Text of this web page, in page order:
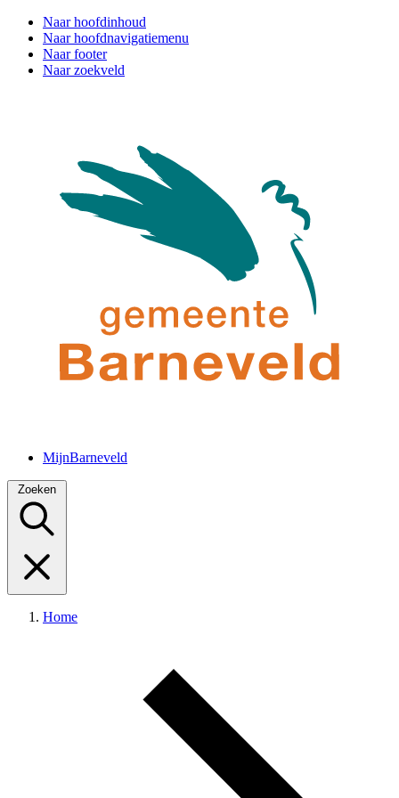
Naar hoofdinhoud
Naar hoofdnavigatiemenu
Naar footer
Naar zoekveld
MijnBarneveld
Zoeken
Home